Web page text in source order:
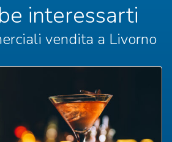
interessarti
vendita a Livorno